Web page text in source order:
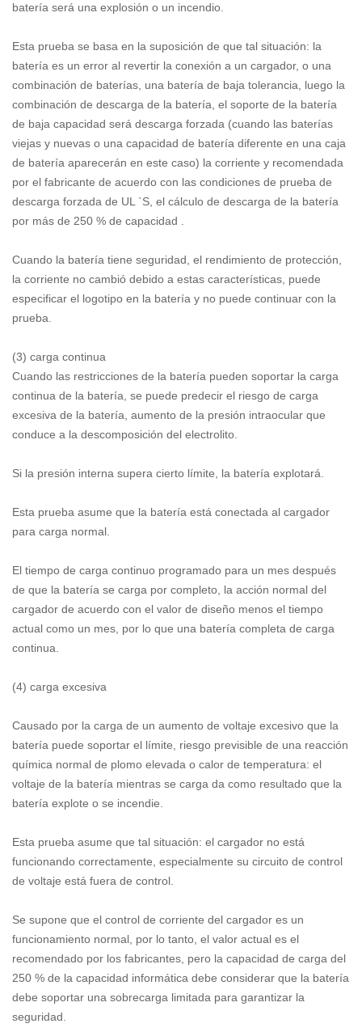
batería será una explosión o un incendio.
Esta prueba se basa en la suposición de que tal situación: la
batería es un error al revertir la conexión a un cargador, o una
combinación de baterías, una batería de baja tolerancia, luego la
combinación de descarga de la batería, el soporte de la batería
de baja capacidad será descarga forzada (cuando las baterías
viejas y nuevas o una capacidad de batería diferente en una caja
de batería aparecerán en este caso) la corriente y recomendada
por el fabricante de acuerdo con las condiciones de prueba de
descarga forzada de UL `S, el cálculo de descarga de la batería
por más de 250 % de capacidad .
Cuando la batería tiene seguridad, el rendimiento de protección,
la corriente no cambió debido a estas características, puede
especificar el logotipo en la batería y no puede continuar con la
prueba.
(3) carga continua
Cuando las restricciones de la batería pueden soportar la carga
continua de la batería, se puede predecir el riesgo de carga
excesiva de la batería, aumento de la presión intraocular que
conduce a la descomposición del electrolito.
Si la presión interna supera cierto límite, la batería explotará.
Esta prueba asume que la batería está conectada al cargador
para carga normal.
El tiempo de carga continuo programado para un mes después
de que la batería se carga por completo, la acción normal del
cargador de acuerdo con el valor de diseño menos el tiempo
actual como un mes, por lo que una batería completa de carga
continua.
(4) carga excesiva
Causado por la carga de un aumento de voltaje excesivo que la
batería puede soportar el límite, riesgo previsible de una reacción
química normal de plomo elevada o calor de temperatura: el
voltaje de la batería mientras se carga da como resultado que la
batería explote o se incendie.
Esta prueba asume que tal situación: el cargador no está
funcionando correctamente, especialmente su circuito de control
de voltaje está fuera de control.
Se supone que el control de corriente del cargador es un
funcionamiento normal, por lo tanto, el valor actual es el
recomendado por los fabricantes, pero la capacidad de carga del
250 % de la capacidad informática debe considerar que la batería
debe soportar una sobrecarga limitada para garantizar la
seguridad.